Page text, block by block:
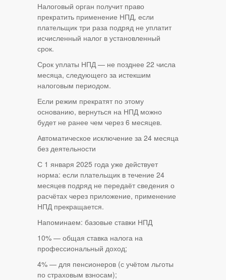
Налоговый орган получит право
прекратить применение НПД, если
плательщик три раза подряд не уплатит
исчисленный налог в установленный
срок.
Срок уплаты НПД — не позднее 22 числа
месяца, следующего за истекшим
налоговым периодом.
Если режим прекратят по этому
основанию, вернуться на НПД можно
будет не ранее чем через 6 месяцев.
Автоматическое исключение за 24 месяца
без деятельности
С 1 января 2025 года уже действует
норма: если плательщик в течение 24
месяцев подряд не передаёт сведения о
расчётах через приложение, применение
НПД прекращается.
Напоминаем: базовые ставки НПД
10% — общая ставка налога на
профессиональный доход;
4% — для пенсионеров (с учётом льготы
по страховым взносам);